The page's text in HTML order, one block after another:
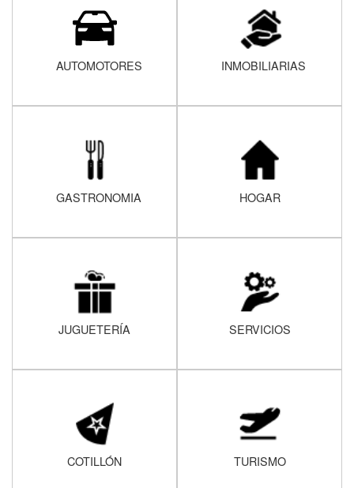
AUTOMOTORES INMOBILIARIAS
GASTRONOMIA HOGAR
JUGUETERÍA SERVICIOS
COTILLÓN TURISMO